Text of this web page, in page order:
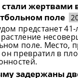
жертвами
поле
предстанет
поле. Место,
превратил в
задержаны